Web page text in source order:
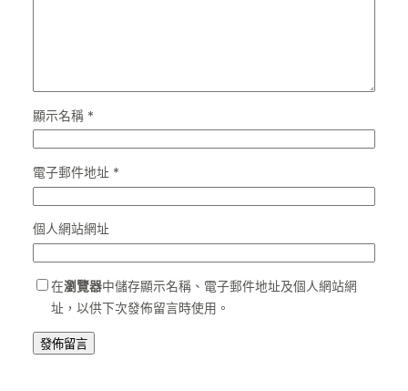
顯示名稱 *
電子郵件地址 *
個人網站網址
在瀏覽器中儲存顯示名稱、電子郵件地址及個人網站網
址，以供下次發佈留言時使用。